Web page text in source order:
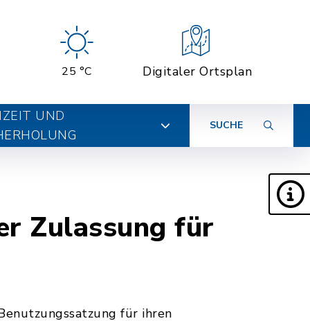
25 °C Digitaler Ortsplan
UND
SUCHE
Zulassung für
für ihren